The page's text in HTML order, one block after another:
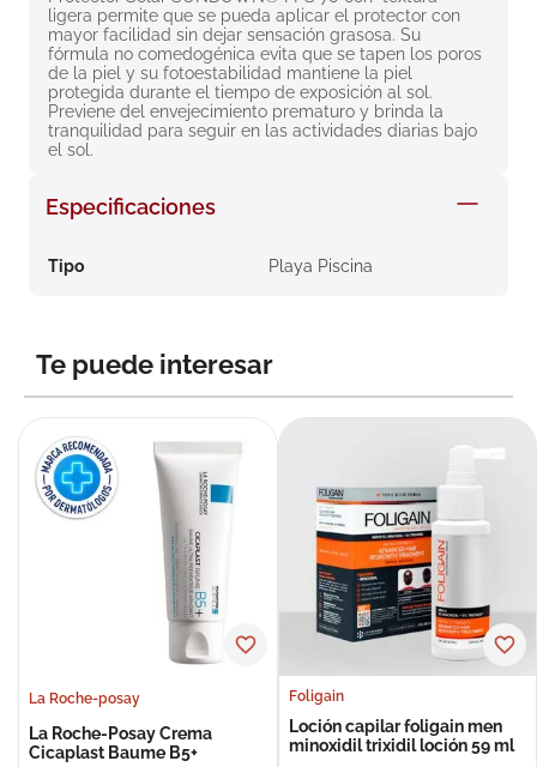
ligera permite que se pueda aplicar el protector con
mayor facilidad sin dejar sensación grasosa. Su
fórmula no comedogénica evita que se tapen los poros
de la piel y su fotoestabilidad mantiene la piel
protegida durante el tiempo de exposición al sol.
Previene del envejecimiento prematuro y brinda la
tranquilidad para seguir en las actividades diarias bajo
el sol.
Especificaciones
Tipo Playa Piscina
Te puede interesar
La Roche-posay
La Roche-Posay Crema
Cicaplast Baume B5+
Foligain
Loción capilar foligain men
minoxidil trixidil loción 59 ml
8. roche posay
9. isdin
10.neumoflux